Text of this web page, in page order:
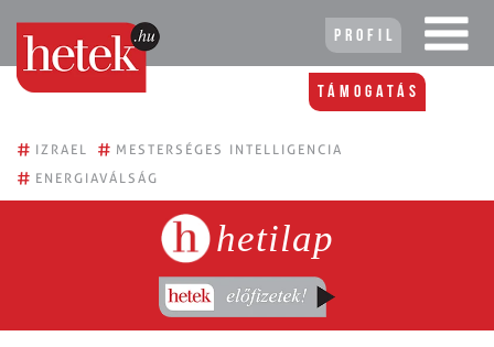
Profil
Támogatás
# IZRAEL # MESTERSÉGES INTELLIGENCIA
# ENERGIAVÁLSÁG
hetilap